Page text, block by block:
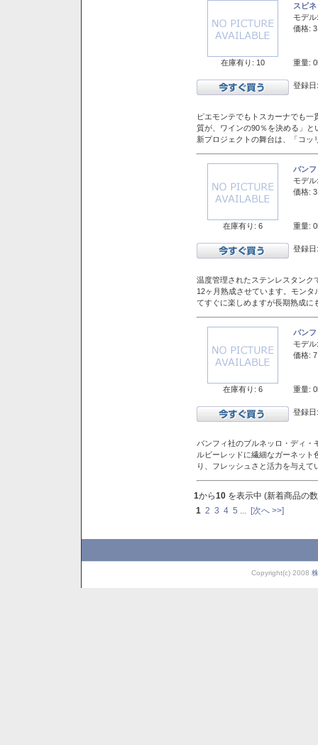
在庫有り: 10
スピ
モデル:
価格:
重量:
登録
ピエモンテでもトスカーナでも
質が、ワインの90％を決める」
新プロジェクトの舞台は、「コ
在庫有り: 6
バン
モデル:
価格:
重量:
登録
温度管理されたステンレスタンク
12ヶ月熟成させています。モン
てすぐに楽しめますが長期熟成に
在庫有り: 6
バン
モデル:
価格:
重量:
登録
バンフィ社のブルネッロ・ディ
ルビーレッドに繊細なガーネッ
り、フレッシュさと活力を与え
1から10 を表示中 (新着商品の
1 2 3 4 5 [次へ >>]
Copyright(c) 2008